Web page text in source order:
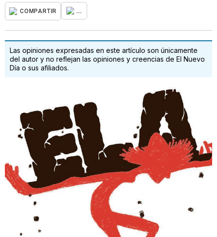
COMPARTIR ...
Las opiniones expresadas en este artículo son únicamente
del autor y no reflejan las opiniones y creencias de El Nuevo
Día o sus afiliados.